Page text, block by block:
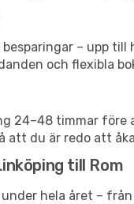
– upp
och flexibla
24–48 timmar före
att du är redo att
till Rom
hela året –